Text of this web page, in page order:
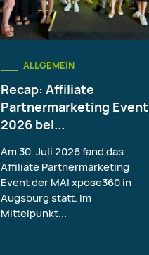
ALLGEMEIN
Recap: Affiliate
Partnermarketing Event
2026 bei...
Am 30. Juli 2026 fand das
Affiliate Partnermarketing
Event der MAI xpose360 in
Augsburg statt. Im
Mittelpunkt...